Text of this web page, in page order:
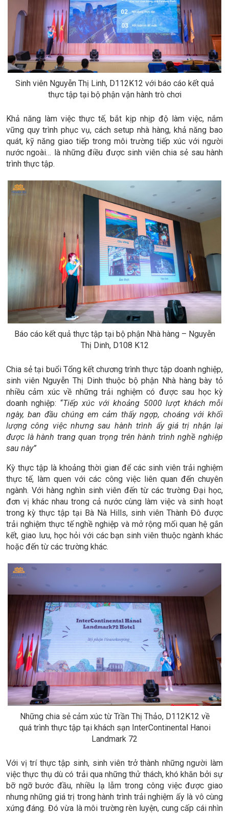
Sinh viên Nguyễn Thị Linh, D112K12 với báo cáo kết quả
thực tập tại bộ phận vận hành trò chơi
Khả năng làm việc thực tế, bắt kịp nhịp độ làm việc, nắm
vững quy trình phục vụ, cách setup nhà hàng, khả năng bao
quát, kỹ năng giao tiếp trong môi trường tiếp xúc với người
nước ngoài… là những điều được sinh viên chia sẻ sau hành
trình thực tập.
Báo cáo kết quả thực tập tại bộ phận Nhà hàng – Nguyễn
Thị Dinh, D108 K12
Chia sẻ tại buổi Tổng kết chương trình thực tập doanh nghiệp,
sinh viên Nguyễn Thị Dinh thuộc bộ phận Nhà hàng bày tỏ
nhiều cảm xúc về những trải nghiệm có được sau học kỳ
doanh nghiệp: “Tiếp xúc với khoảng 5000 lượt khách mỗi
ngày, ban đầu chúng em cảm thấy ngợp, choáng với khối
lượng công việc nhưng sau hành trình ấy giá trị nhận lại
được là hành trang quan trọng trên hành trình nghề nghiệp
sau này”
Kỳ thực tập là khoảng thời gian để các sinh viên trải nghiệm
thực tế, làm quen với các công việc liên quan đến chuyên
ngành. Với hàng nghìn sinh viên đến từ các trường Đại học,
đơn vị khác nhau trong cả nước cùng làm việc và sinh hoạt
trong kỳ thực tập tại Bà Nà Hills, sinh viên Thành Đô được
trải nghiệm thực tế nghề nghiệp và mở rộng mối quan hệ gắn
kết, giao lưu, học hỏi với các bạn sinh viên thuộc ngành khác
hoặc đến từ các trường khác.
Những chia sẻ cảm xúc từ Trần Thị Thảo, D112K12 về
quá trình thực tập tại khách sạn InterContinental Hanoi
Landmark 72
Với vị trí thực tập sinh, sinh viên trở thành những người làm
việc thực thụ dù có trải qua những thử thách, khó khăn bởi sự
bỡ ngỡ bước đầu, nhiều lạ lẫm trong công việc được giao
nhưng những giá trị trong hành trình trải nghiệm ấy là vô cùng
xứng đáng. Đó vừa là môi trường rèn luyện, cung cấp cái nhìn